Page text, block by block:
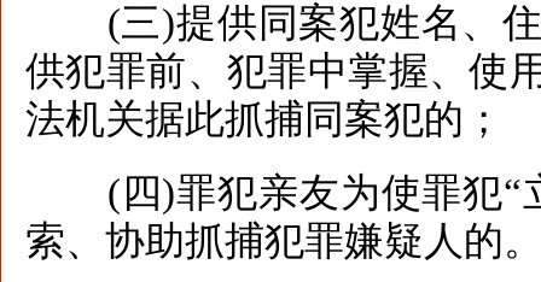
(三)提供同案犯姓名、住
供犯罪前、犯罪中掌握、使
法机关据此抓捕同案犯的；
(四)罪犯亲友为使罪犯“
索、协助抓捕犯罪嫌疑人的